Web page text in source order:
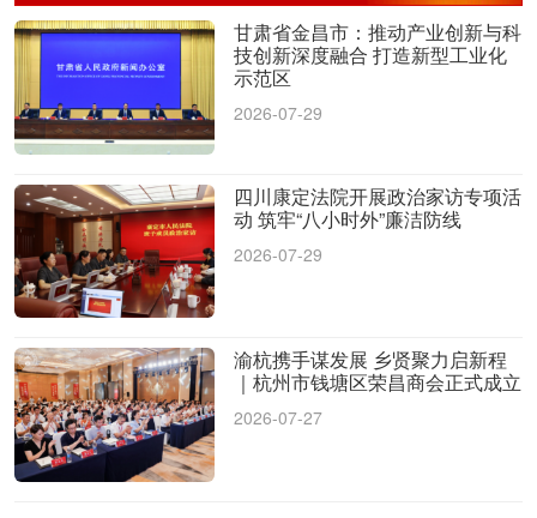
甘肃省金昌市：推动产业创新与科
技创新深度融合 打造新型工业化
示范区
2026-07-29
四川康定法院开展政治家访专项活
动 筑牢“八小时外”廉洁防线
2026-07-29
渝杭携手谋发展 乡贤聚力启新程
｜杭州市钱塘区荣昌商会正式成立
2026-07-27